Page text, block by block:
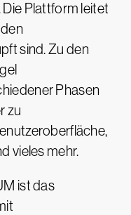
Die Plattform leitet
sind. Zu den
Phasen
zu
vieles mehr.
ist das